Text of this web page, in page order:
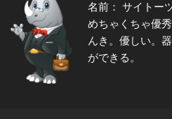
名前： サイトー
めちゃくちゃ優
んき。優しい。
ができる。